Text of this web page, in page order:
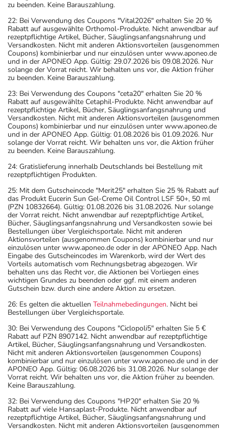
Arzneimittel jedes andere, das Sie bereits anwenden,
dem Arzt oder Apotheker angeben. Das gilt auch für
Arzneimittel, die Sie selbst kaufen, nur gelegentlich
anwenden oder deren Anwendung schon einige Zeit
zurückliegt.
- Auf Grapefruit sowie Grapefruit-Zubereitungen soll
während der Behandlung mit dem Medikament
vollständig verzichtet werden.
Bitte verwenden Sie dieses Arzneimittel nicht mehr nach
dem auf der Packung oder der Umverpackung
angegebenen Verfallsdatum. Das Verfallsdatum bezieht
sich auf den letzten Tag des angegebenen Monats.
zu beenden. Keine Barauszahlung.
22: Bei Verwendung des Coupons "Vital2026" erhalten Sie 20 %
Rabatt auf ausgewählte Orthomol-Produkte. Nicht anwendbar auf
rezeptpflichtige Artikel, Bücher, Säuglingsanfangsnahrung und
Versandkosten. Nicht mit anderen Aktionsvorteilen (ausgenommen
Coupons) kombinierbar und nur einzulösen unter www.aponeo.de
und in der APONEO App. Gültig: 29.07.2026 bis 09.08.2026. Nur
solange der Vorrat reicht. Wir behalten uns vor, die Aktion früher
zu beenden. Keine Barauszahlung.
23: Bei Verwendung des Coupons "ceta20" erhalten Sie 20 %
Rabatt auf ausgewählte Cetaphil-Produkte. Nicht anwendbar auf
rezeptpflichtige Artikel, Bücher, Säuglingsanfangsnahrung und
Versandkosten. Nicht mit anderen Aktionsvorteilen (ausgenommen
Coupons) kombinierbar und nur einzulösen unter www.aponeo.de
und in der APONEO App. Gültig: 01.08.2026 bis 01.09.2026. Nur
solange der Vorrat reicht. Wir behalten uns vor, die Aktion früher
zu beenden. Keine Barauszahlung.
24: Gratislieferung innerhalb Deutschlands bei Bestellung mit
rezeptpflichtigen Produkten.
25: Mit dem Gutscheincode "Merit25" erhalten Sie 25 % Rabatt auf
das Produkt Eucerin Sun Gel-Creme Oil Control LSF 50+, 50 ml
(PZN 10832664). Gültig: 01.08.2026 bis 31.08.2026. Nur solange
der Vorrat reicht. Nicht anwendbar auf rezeptpflichtige Artikel,
Bücher, Säuglingsanfangsnahrung und Versandkosten sowie bei
Bestellungen über Vergleichsportale. Nicht mit anderen
Aktionsvorteilen (ausgenommen Coupons) kombinierbar und nur
einzulösen unter www.aponeo.de oder in der APONEO App. Nach
Eingabe des Gutscheincodes im Warenkorb, wird der Wert des
Vorteils automatisch vom Rechnungsbetrag abgezogen. Wir
behalten uns das Recht vor, die Aktionen bei Vorliegen eines
wichtigen Grundes zu beenden oder ggf. mit einem anderen
Gutschein bzw. durch eine andere Aktion zu ersetzen.
26: Es gelten die aktuellen Teilnahmebedingungen. Nicht bei
Bestellungen über Vergleichsportale.
30: Bei Verwendung des Coupons "Ciclopoli5" erhalten Sie 5 €
Rabatt auf PZN 8907142. Nicht anwendbar auf rezeptpflichtige
Artikel, Bücher, Säuglingsanfangsnahrung und Versandkosten.
Nicht mit anderen Aktionsvorteilen (ausgenommen Coupons)
kombinierbar und nur einzulösen unter www.aponeo.de und in der
APONEO App. Gültig: 06.08.2026 bis 31.08.2026. Nur solange der
Vorrat reicht. Wir behalten uns vor, die Aktion früher zu beenden.
Keine Barauszahlung.
32: Bei Verwendung des Coupons "HP20" erhalten Sie 20 %
Rabatt auf viele Hansaplast-Produkte. Nicht anwendbar auf
rezeptpflichtige Artikel, Bücher, Säuglingsanfangsnahrung und
Versandkosten. Nicht mit anderen Aktionsvorteilen (ausgenommen